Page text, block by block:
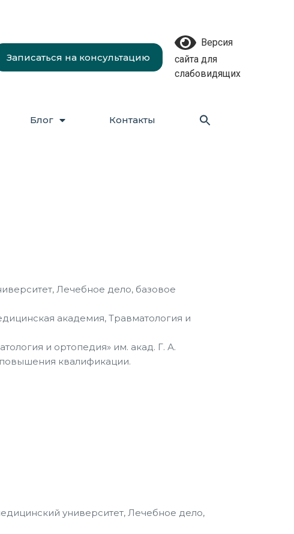
Записаться на консультацию
Версия
сайта для
слабовидящих
Блог Контакты
Лечебное дело, базовое
академия, Травматология и
и ортопедия» им. акад. Г. А.
квалификации.
университет, Лечебное дело,